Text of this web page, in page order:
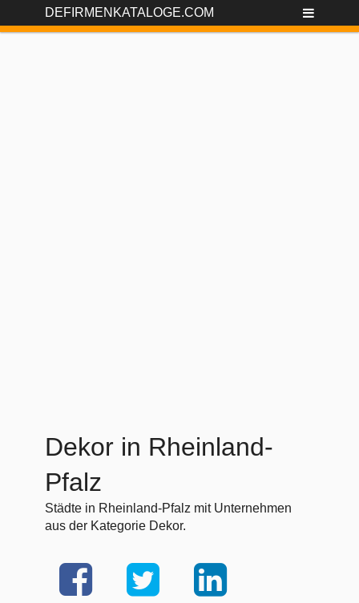
DEFIRMENKATALOGE.COM
Dekor in Rheinland-
Pfalz
Städte in Rheinland-Pfalz mit Unternehmen
aus der Kategorie Dekor.